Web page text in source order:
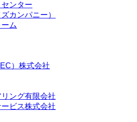
ンター
カンパニー）
ム
）株式会社
ング有限会社
ビス株式会社